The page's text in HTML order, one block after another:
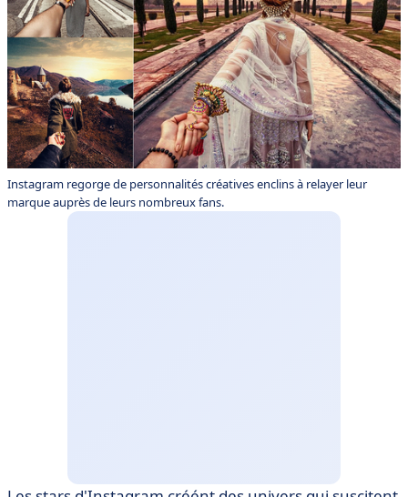
Instagram regorge de personnalités créatives enclins à relayer leur
marque auprès de leurs nombreux fans.